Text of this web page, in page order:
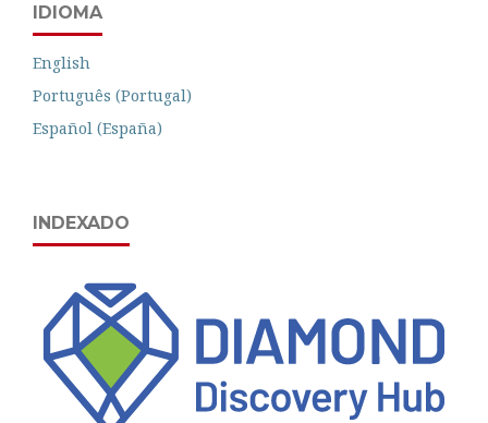
IDIOMA
English
Português (Portugal)
Español (España)
INDEXADO